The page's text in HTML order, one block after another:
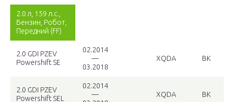
2.0 л, 159 л.с.,
Бензин, Робот,
Передний (FF)
2.0 GDI PZEV
Powershift SE
02.2014
—
03.2018
XQDA BK
2.0 GDI PZEV
Powershift SEL
02.2014
—
XQDA BK